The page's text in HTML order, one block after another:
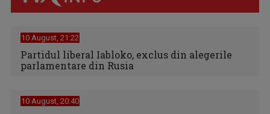
10 August, 21:22
Partidul liberal Iabloko, exclus din alegerile
parlamentare din Rusia
10 August, 20:40